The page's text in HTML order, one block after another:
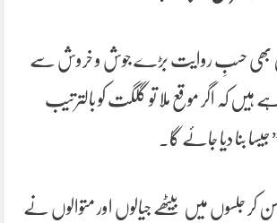
بھی حسبِ روایت بڑے جوش و خروش سے
کہ اگر موقع ملا تو گلگت کو بالترتیب
بنا دیا جائے گا۔
جلسوں میں بیٹھے جیالوں اور متوالوں نے